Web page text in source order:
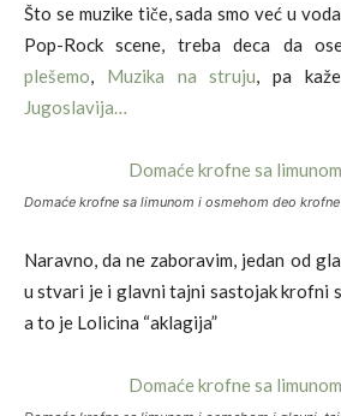
Što se muzike tiče, sada smo već u
Pop-Rock scene, treba deca da
plešemo, Muzika na struju, pa
Jugoslavija…
Domaće krofne sa limunom i osmehom deo
Naravno, da ne zaboravim, jedan od
u stvari je i glavni tajni sastojak krofni
a to je Lolicina “aklagija”